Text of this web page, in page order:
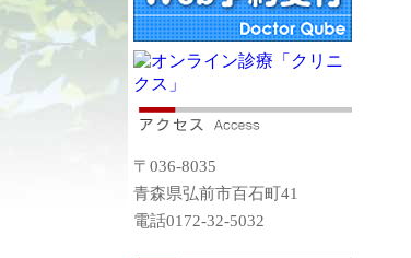
〒036-8035
青森県弘前市百石町41
電話0172-32-5032